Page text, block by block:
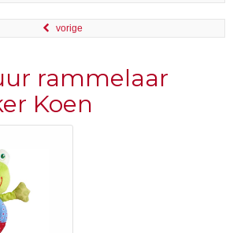
vorige
rammelaar
Koen